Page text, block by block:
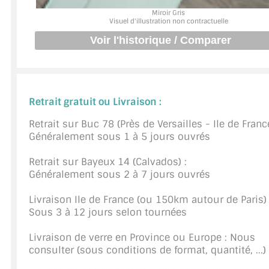
JOINTS D'ÉTANCHÉITÉS
FIXATION GARDES CORPS
SYSTÈMES COULISSANTS
LE CATALOGUE ACCESSOIRES (STROMBINOSCOPE)
EXEMPLES, RÉALISATIONS, INSPIRATIONS
NUANCIER RAL
COMMENT COUPER DU VERRE ?
Miroir Gris
Visuel d'illustration non contractuelle
Retrait gratuit ou Livraison :
Retrait sur Buc 78 (Près de Versailles - Ile de
Généralement sous 1 à 5 jours ouvrés
Retrait sur Bayeux 14 (Calvados) :
Généralement sous 2 à 7 jours ouvrés
Livraison Ile de France (ou 150km autour de Paris)
Sous 3 à 12 jours selon tournées
Livraison de verre en Province ou Europe : Nous
consulter (sous conditions de format, quantité, ...)